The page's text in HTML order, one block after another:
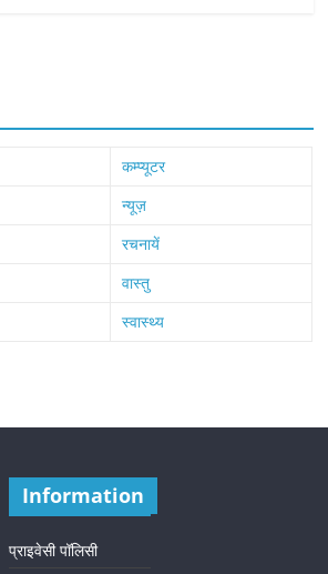
कम्प्यूटर
न्यूज़
रचनायें
वास्तु
स्वास्थ्य
Information
प्राइवेसी पॉलिसी